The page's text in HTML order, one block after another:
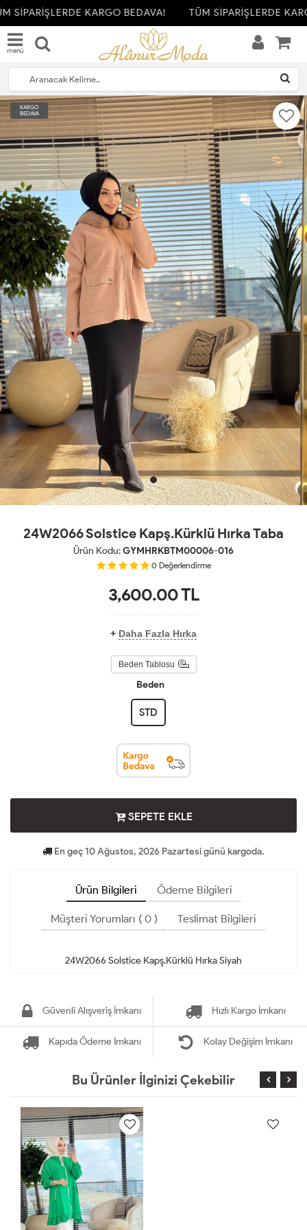
SİPARİŞLERDE KARGO BEDAVA! TÜM SİPARİŞLERDE
menü
KARGO
BEDAVA
24W2066 Solstice Kapş.Kürklü Hırka Taba
Ürün Kodu:GYMHRKBTM00006-016
0 Değerlendirme
3,600.00TL
+ Daha Fazla Hırka
Beden Tablosu
Beden
STD
SEPETE EKLE
En geç 10 Ağustos, 2026 Pazartesi günü kargoda.
Ürün Bilgileri Ödeme Bilgileri
Müşteri Yorumları ( 0 ) Teslimat Bilgileri
Güvenli Alışveriş İmkanı Hızlı Kargo İmkanı
Kapıda Ödeme İmkanı Kolay Değişim İmkanı
Bu Ürünler İlginizi Çekebilir